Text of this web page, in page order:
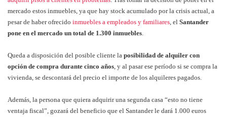
mercado estos inmuebles, ya que hay stock acumulado por la crisis actual, a
pesar de haber ofrecido inmuebles a empleados y familiares, el Santander
pone en el mercado un total de 1.300 inmuebles.
Queda a disposición del posible cliente la posibilidad de alquiler con
opción de compra durante cinco años, y al pasar ese período si se compra la
vivienda, se descontará del precio el importe de los alquileres pagados.
Además, la persona que quiera adquirir una segunda casa “esto no tiene
ventaja fiscal”, gozará del beneficio que el Santander le dará 1.000 euros